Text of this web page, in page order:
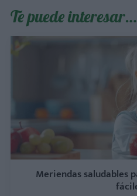
Te puede interesar…
Meriendas saludables